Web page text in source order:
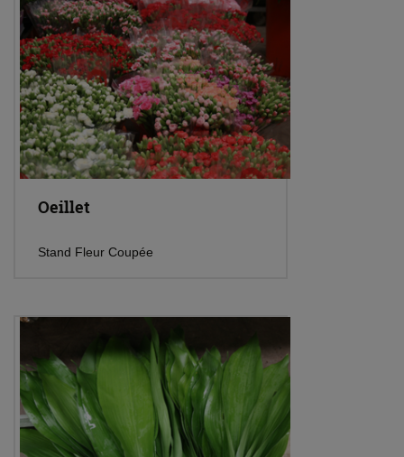
Oeillet
Stand Fleur Coupée